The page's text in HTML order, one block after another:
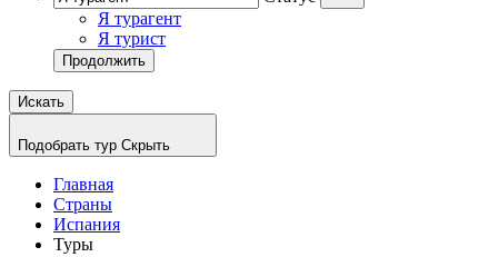
Я турагент
Я турист
Продолжить
Искать
Подобрать тур Скрыть
Главная
Страны
Испания
Туры